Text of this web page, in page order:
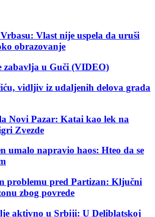
Vlast nije uspela da uruši
obrazovanje
zabavlja u Guči (VIDEO)
vidljiv iz udaljenih delova grada
Novi Pazar: Katai kao lek na
Zvezde
umalo napravio haos: Hteo da se
problemu pred Partizan: Ključni
zbog povrede
aktivno u Srbiji: U Deliblatskoj